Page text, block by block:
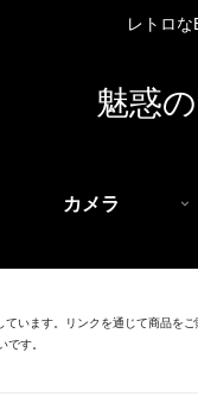
レトロ
魅惑
カメラ
います。リンクを通じて商品を
す。